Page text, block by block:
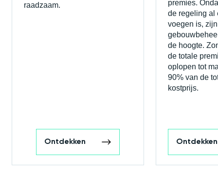
raadzaam.
Ontdekken
premies.
de regeling al
voegen is,
de hoogte.
de totale
oplopen tot
90% van de
kostprijs.
Ontdekken